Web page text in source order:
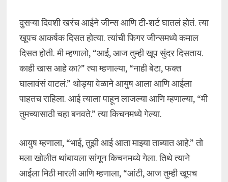
दुसऱ्या दिवशी खरंच आईने जीन्स आणि टी-शर्ट घातलं होतं. त्या
खूपच आकर्षक दिसत होत्या. त्यांची फिगर जीन्समध्ये कमाल
दिसत होती. मी म्हणालो, “आई, आज तुम्ही खूप सुंदर दिसताय.
काही खास आहे का?” त्या म्हणाल्या, “नाही बेटा, फक्त
घालावंसं वाटलं.” थोड्या वेळाने आयुष आला आणि आईला
पाहतच राहिला. आई त्याला पाहून लाजल्या आणि म्हणाल्या, “मी
तुमच्यासाठी चहा बनवते.” त्या किचनमध्ये गेल्या.
आयुष म्हणाला, “भाई, तुझी आई आता माझ्या ताब्यात आहे.” तो
मला खोलीत थांबायला सांगून किचनमध्ये गेला. तिथे त्याने
आईला मिठी मारली आणि म्हणाला, “आंटी, आज तुम्ही खूपच